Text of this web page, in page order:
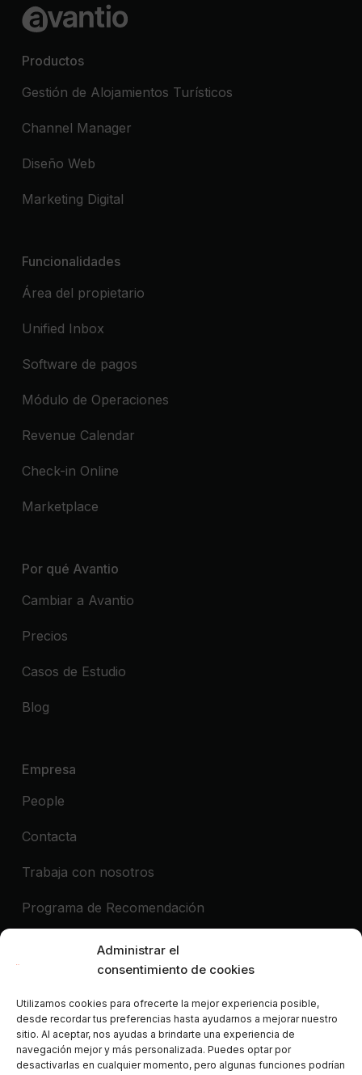
Administrar el
consentimiento de cookies
Utilizamos cookies para ofrecerte la mejor experiencia posible,
desde recordar tus preferencias hasta ayudarnos a mejorar nuestro
sitio. Al aceptar, nos ayudas a brindarte una experiencia de
navegación mejor y más personalizada. Puedes optar por
desactivarlas en cualquier momento, pero algunas funciones podrían
Productos
Gestión de Alojamientos Turísticos
Channel Manager
Diseño Web
Marketing Digital
Funcionalidades
Área del propietario
Unified Inbox
Software de pagos
Módulo de Operaciones
Revenue Calendar
Check-in Online
Marketplace
Por qué Avantio
Cambiar a Avantio
Precios
Casos de Estudio
Blog
Empresa
People
Contacta
Trabaja con nosotros
Programa de Recomendación
Quiero una demo
Socios colaboradores de:
ALEP AIGAB APAR APARTURE
APTUR
ASCAV
ATA AVVA CLF FEVITUR ISCF